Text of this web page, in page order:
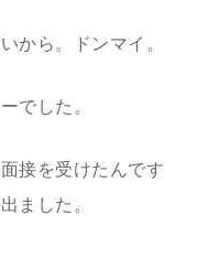
から。ドンマイ。
でした。
接を受けたんです
ました。